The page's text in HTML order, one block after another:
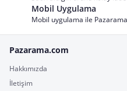
Mobil Uygulama
Mobil uygulama ile
Pazarama.com
Hakkımızda
İletişim